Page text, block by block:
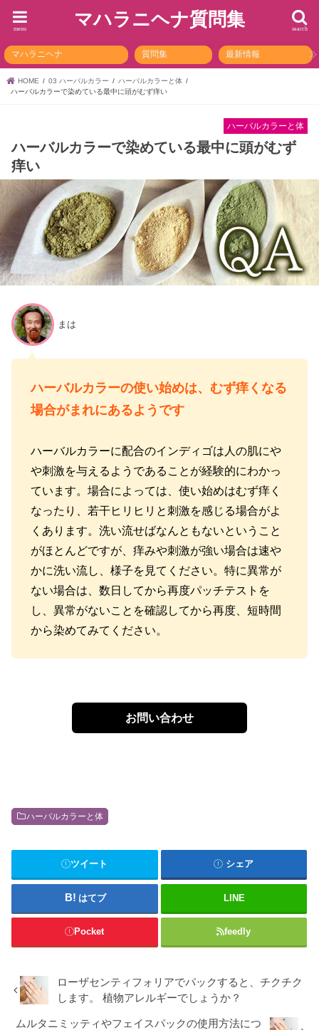
マハラニヘナ質問集 search
menu
マハラニヘナ 質問集 最新情報
HOME 03 ハーバルカラー
ハーバルカラーと体
ハーバルカラーで染めている最中に頭がむず痒い
ハーバルカラーと体
ハーバルカラーで染めている最中に頭がむず
痒い
まは
ハーバルカラーの使い始めは、むず痒くなる
場合がまれにあるようです
ハーバルカラーに配合のインディゴは人の肌にや
や刺激を与えるようであることが経験的にわかっ
ています。場合によっては、使い始めはむず痒く
なったり、若干ヒリヒリと刺激を感じる場合がよ
くあります。洗い流せばなんともないということ
がほとんどですが、痒みや刺激が強い場合は速や
かに洗い流し、様子を見てください。特に異常が
ない場合は、数日してから再度パッチテストを
し、異常がないことを確認してから再度、短時間
から染めてみてください。
お問い合わせ
ハーバルカラーと体
ツイート シェア
はてブ LINE
Pocket feedly
ローザセンティフォリアでパックすると、チクチク
します。 植物アレルギーでしょうか？
ムルタニミッティやフェイスパックの使用方法につ